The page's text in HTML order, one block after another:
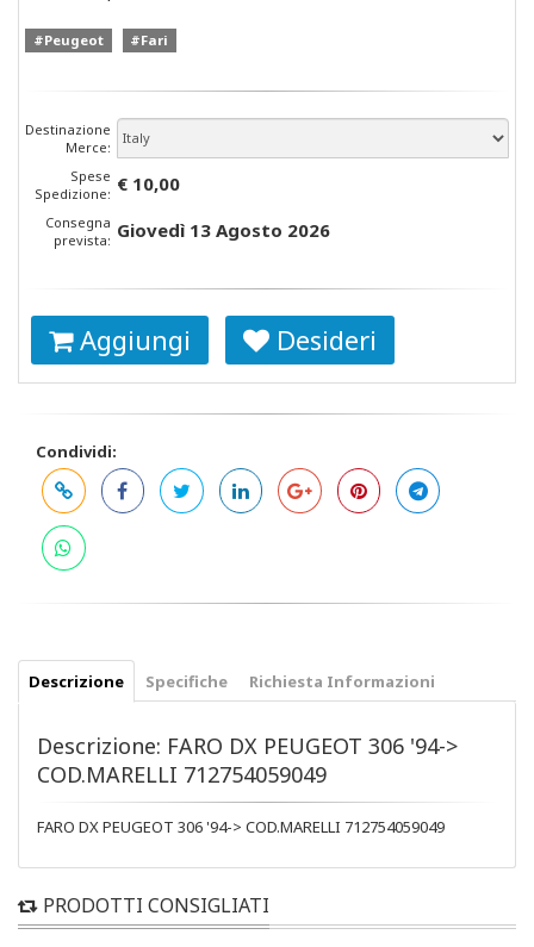
#Peugeot #Fari
Destinazione
Merce:
Spese
Spedizione: € 10,00
Consegna
prevista: Giovedì 13 Agosto 2026
Aggiungi Desideri
Condividi:
Descrizione Specifiche Richiesta Informazioni
Descrizione: FARO DX PEUGEOT 306 '94->
COD.MARELLI 712754059049
FARO DX PEUGEOT 306 '94-> COD.MARELLI 712754059049
PRODOTTI CONSIGLIATI